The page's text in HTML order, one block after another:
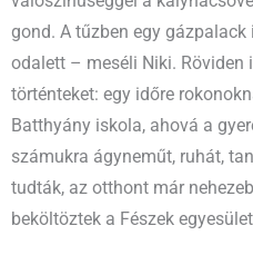
gond. A tűzben egy
odalett – meséli Niki. Röviden
történteket: egy időre
Batthyány iskola, ahová a
számukra ágyneműt, ruhát,
tudták, az otthont már
beköltöztek a Fészek